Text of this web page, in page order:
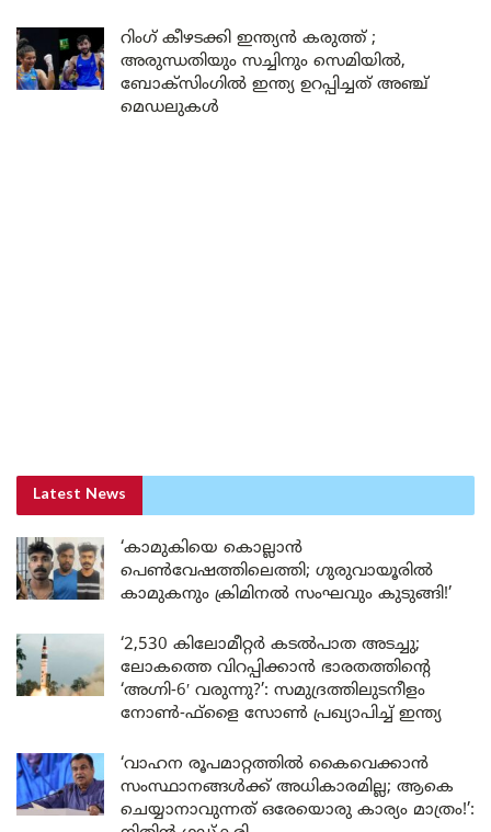
റിംഗ് കീഴടക്കി ഇന്ത്യൻ കരുത്ത് ;
അരുന്ധതിയും സച്ചിനും സെമിയിൽ,
ബോക്സിംഗിൽ ഇന്ത്യ ഉറപ്പിച്ചത് അഞ്ച്
മെഡലുകൾ
Latest News
‘കാമുകിയെ കൊല്ലാൻ
പെൺവേഷത്തിലെത്തി; ഗുരുവായൂരിൽ
കാമുകനും ക്രിമിനൽ സംഘവും കുടുങ്ങി!’
‘2,530 കിലോമീറ്റർ കടൽപാത അടച്ചു;
ലോകത്തെ വിറപ്പിക്കാൻ ഭാരതത്തിന്റെ
‘അഗ്നി-6′ വരുന്നു?’: സമുദ്രത്തിലുടനീളം
നോൺ-ഫ്ളൈ സോൺ പ്രഖ്യാപിച്ച് ഇന്ത്യ
‘വാഹന രൂപമാറ്റത്തിൽ കൈവെക്കാൻ
സംസ്ഥാനങ്ങൾക്ക് അധികാരമില്ല; ആകെ
ചെയ്യാനാവുന്നത് ഒരേയൊരു കാര്യം മാത്രം!’: